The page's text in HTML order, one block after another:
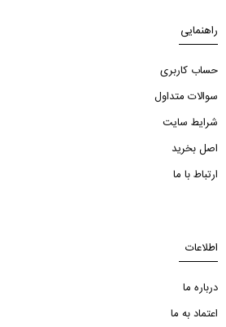
راهنمایی
حساب کاربری
سوالات متداول
شرایط سایت
اصل بخرید
ارتباط با ما
اطلاعات
درباره ما
اعتماد به ما